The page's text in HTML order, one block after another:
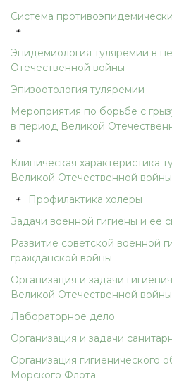
Система
+
Эпидемиология туляремии в
Отечественной войны
Эпизоотология туляремии
Мероприятия по борьбе с
в период Великой
+
Клиническая характеристика
Великой Отечественной войны
+
Профилактика холеры
Задачи военной гигиены и ее
Развитие советской военной
гражданской войны
Организация и задачи
Великой Отечественной войны
Лабораторное дело
Организация и задачи
Организация гигиенического
Морского Флота